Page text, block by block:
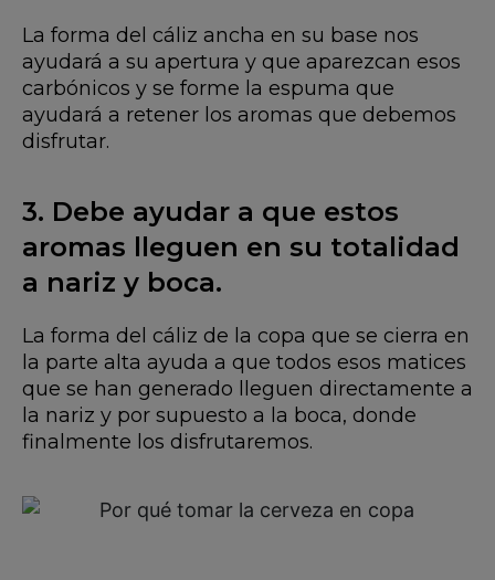
La forma del cáliz ancha en su base nos
ayudará a su apertura y que aparezcan esos
carbónicos y se forme la espuma que
ayudará a retener los aromas que debemos
disfrutar.
3. Debe ayudar a que estos
aromas lleguen en su totalidad
a nariz y boca.
La forma del cáliz de la copa que se cierra en
la parte alta ayuda a que todos esos matices
que se han generado lleguen directamente a
la nariz y por supuesto a la boca, donde
finalmente los disfrutaremos.